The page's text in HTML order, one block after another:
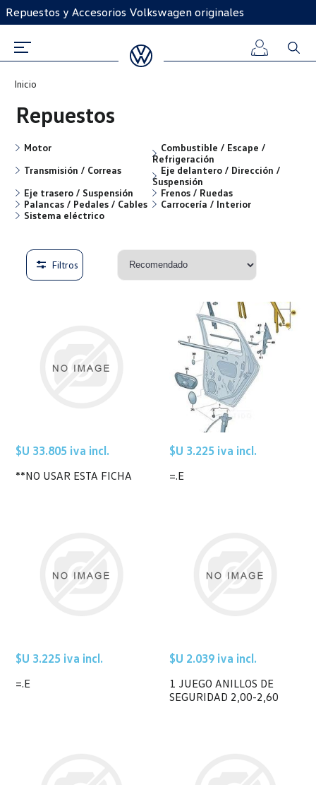
Repuestos y Accesorios Volkswagen originales
Registro
Inicio
Repuestos
Motor
Combustible / Escape /
Refrigeración
Transmisión / Correas
Eje delantero / Dirección /
Suspensión
Eje trasero / Suspensión
Frenos / Ruedas
Palancas / Pedales / Cables
Carrocería / Interior
Sistema eléctrico
Filtros
$U 33.805 iva incl.
**NO USAR ESTA FICHA
$U 3.225 iva incl.
=.E
$U 3.225 iva incl.
=.E
$U 2.039 iva incl.
1 JUEGO ANILLOS DE
SEGURIDAD 2,00-2,60